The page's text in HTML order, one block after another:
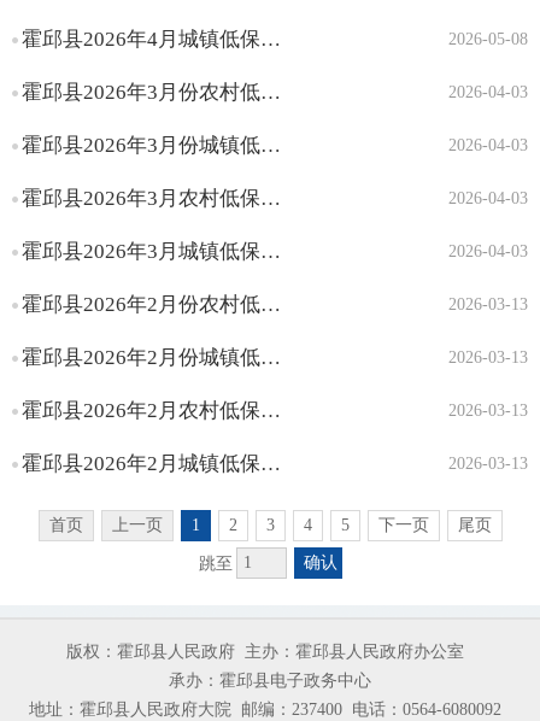
2026-05-08
霍邱县2026年4月城镇低保人员名单
2026-04-03
霍邱县2026年3月份农村低保资金划拨表
2026-04-03
霍邱县2026年3月份城镇低保资金划拨表
2026-04-03
霍邱县2026年3月农村低保人员名单
2026-04-03
霍邱县2026年3月城镇低保人员名单
2026-03-13
霍邱县2026年2月份农村低保资金划拨表
2026-03-13
霍邱县2026年2月份城镇低保资金划拨表
2026-03-13
霍邱县2026年2月农村低保人员名单
2026-03-13
霍邱县2026年2月城镇低保人员名单
首页 上一页 1 2 3 4 5 下一页 尾页
跳至 确认
版权：霍邱县人民政府 主办：霍邱县人民政府办公室
承办：霍邱县电子政务中心
地址：霍邱县人民政府大院 邮编：237400 电话：0564-6080092